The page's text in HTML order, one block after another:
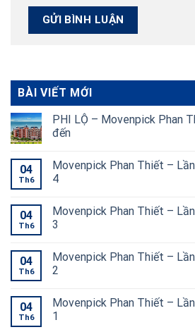
BÀI VIẾT MỚI
PHI LỘ – Movenpick Phan
đến
04
Th6
Movenpick Phan Thiết –
4
04
Th6
Movenpick Phan Thiết –
3
04
Th6
Movenpick Phan Thiết –
2
04
Th6
Movenpick Phan Thiết –
1